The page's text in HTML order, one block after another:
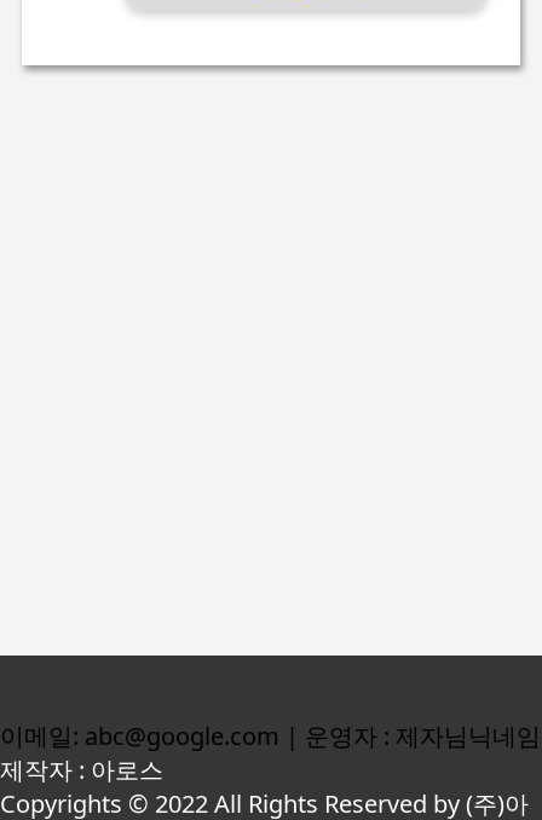
이메일: abc@google.com | 운영자 : 제자님닉네임
제작자 : 아로스
Copyrights © 2022 All Rights Reserved by (주)아